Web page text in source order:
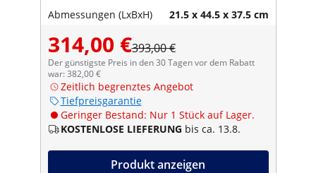
Abmessungen (LxBxH) 21.5 x 44.5 x 37.5 cm
314,00 €393,00 €
Der günstigste Preis in den 30 Tagen vor dem Rabatt
war: 382,00 €
Zeitlich begrenztes Angebot
Tiefpreisgarantie
Geringer Bestand: Nur 1 Stück auf Lager.
KOSTENLOSE LIEFERUNG bis ca. 13.8.
Produkt anzeigen